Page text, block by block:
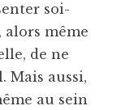
soi-
alors même
de ne
Mais aussi,
au sein